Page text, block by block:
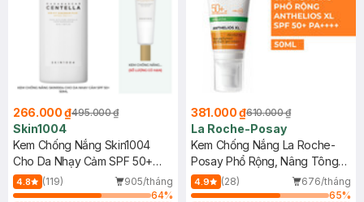
266.000 ₫495.000 ₫
Skin1004
Kem Chống Nắng Skin1004
Cho Da Nhạy Cảm SPF 50+
50ml
4.8 (119)
905/tháng
64%
381.000 ₫610.000 ₫
La Roche-Posay
Kem Chống Nắng La Roche-
Posay Phổ Rộng, Nâng Tông
Kiềm Dầu 50ml
4.9 (28)
676/tháng
65%